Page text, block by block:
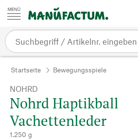
Zum Inhalt springen
Startseite Bewegungsspiele
NOHRD
Nohrd Haptikball
Vachettenleder
1.250 g